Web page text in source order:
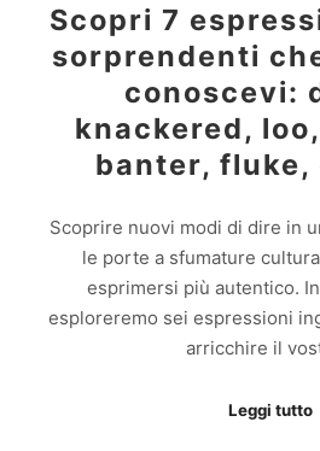
Scopri 7
sorprendenti
conoscevi:
knackered,
banter, fluke,
Scoprire nuovi modi di dire in
le porte a sfumature
esprimersi più autentico.
esploreremo sei espressioni
arricchire il
Leggi tutto